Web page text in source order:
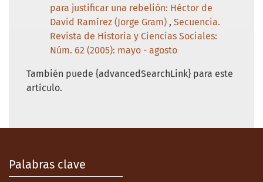
para justificar una rebelión: Héctor de
David Ramírez (Jorge Gram) , Secuencia.
Revista de Historia y Ciencias Sociales:
Núm. 62 (2005): mayo - agosto
También puede {advancedSearchLink} para este
artículo.
Palabras clave